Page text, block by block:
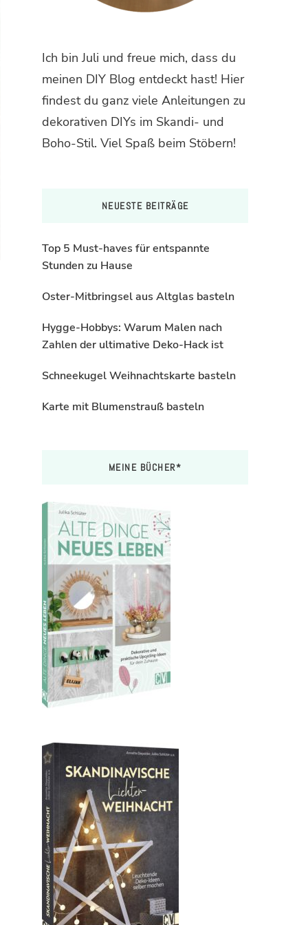
Ich bin Juli und freue mich, dass du
meinen DIY Blog entdeckt hast! Hier
findest du ganz viele Anleitungen zu
dekorativen DIYs im Skandi- und
Boho-Stil. Viel Spaß beim Stöbern!
NEUESTE BEITRÄGE
Top 5 Must-haves für entspannte
Stunden zu Hause
Oster-Mitbringsel aus Altglas basteln
Hygge-Hobbys: Warum Malen nach
Zahlen der ultimative Deko-Hack ist
Schneekugel Weihnachtskarte basteln
Karte mit Blumenstrauß basteln
MEINE BÜCHER*